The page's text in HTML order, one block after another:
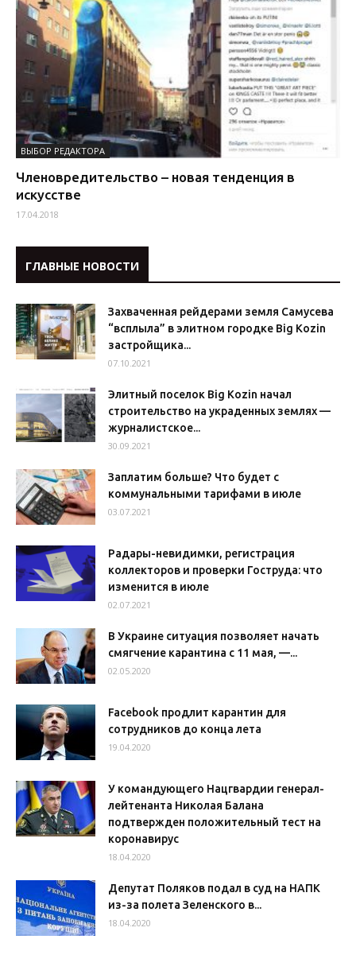
ВЫБОР РЕДАКТОРА
Членовредительство – новая тенденция в
искусстве
17.04.2018
ГЛАВНЫЕ НОВОСТИ
Захваченная рейдерами земля Самусева
“всплыла” в элитном городке Big Kozin
застройщика...
07.10.2021
Элитный поселок Big Kozin начал
строительство на украденных землях —
журналистское...
30.09.2021
Заплатим больше? Что будет с
коммунальными тарифами в июле
03.07.2021
Радары-невидимки, регистрация
коллекторов и проверки Гоструда: что
изменится в июле
02.07.2021
В Украине ситуация позволяет начать
смягчение карантина с 11 мая, —...
02.05.2020
Facebook продлит карантин для
сотрудников до конца лета
19.04.2020
У командующего Нацгвардии генерал-
лейтенанта Николая Балана
подтвержден положительный тест на
коронавирус
18.04.2020
Депутат Поляков подал в суд на НАПК
из-за полета Зеленского в...
18.04.2020